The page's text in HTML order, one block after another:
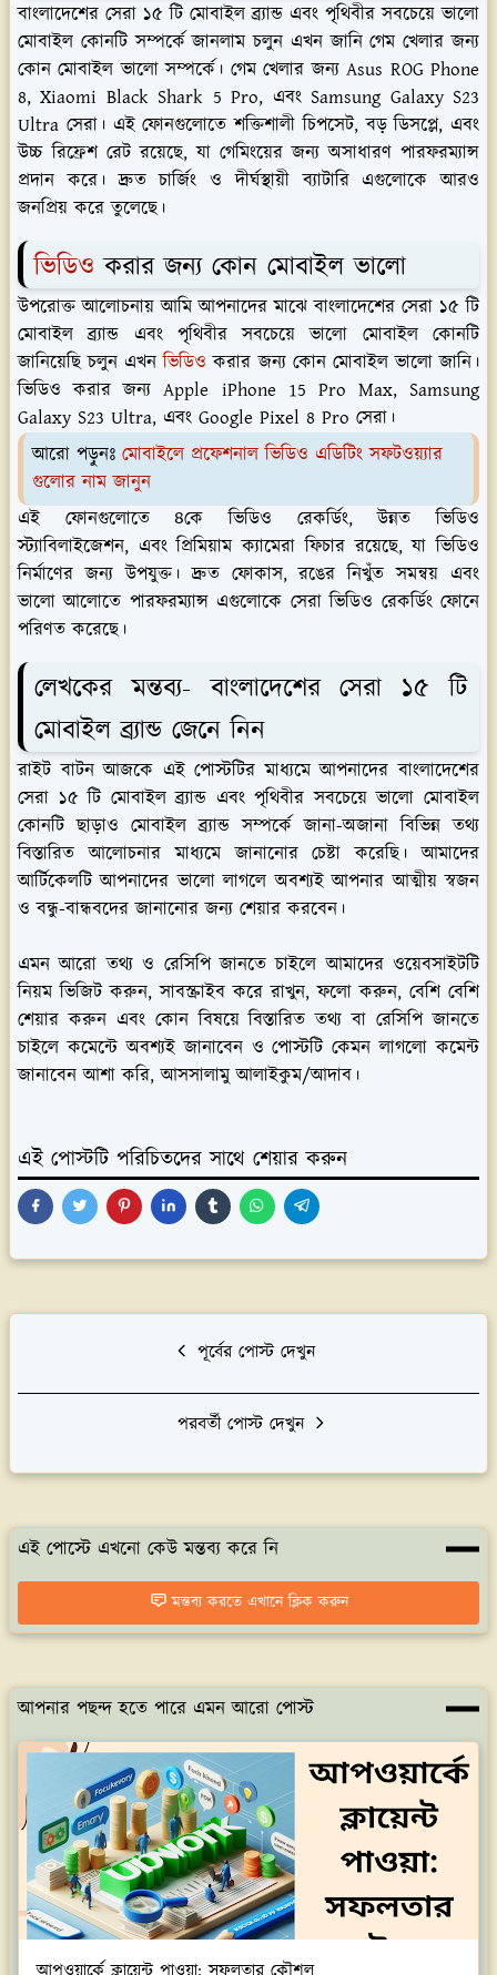
বাংলাদেশের সেরা ১৫ টি মোবাইল ব্র্যান্ড এবং পৃথিবীর সবচেয়ে ভালো
মোবাইল কোনটি সম্পর্কে জানলাম চলুন এখন জানি গেম খেলার জন্য
কোন মোবাইল ভালো সম্পর্কে। গেম খেলার জন্য Asus ROG Phone
8, Xiaomi Black Shark 5 Pro, এবং Samsung Galaxy S23
Ultra সেরা। এই ফোনগুলোতে শক্তিশালী চিপসেট, বড় ডিসপ্লে, এবং
উচ্চ রিফ্রেশ রেট রয়েছে, যা গেমিংয়ের জন্য অসাধারণ পারফরম্যান্স
প্রদান করে। দ্রুত চার্জিং ও দীর্ঘস্থায়ী ব্যাটারি এগুলোকে আরও
জনপ্রিয় করে তুলেছে।
ভিডিও করার জন্য কোন মোবাইল ভালো
উপরোক্ত আলোচনায় আমি আপনাদের মাঝে বাংলাদেশের সেরা ১৫ টি
মোবাইল ব্র্যান্ড এবং পৃথিবীর সবচেয়ে ভালো মোবাইল কোনটি
জানিয়েছি চলুন এখনভিডিও করার জন্য কোন মোবাইল ভালো জানি।
ভিডিও করার জন্য Apple iPhone 15 Pro Max, Samsung
Galaxy S23 Ultra, এবং Google Pixel 8 Pro সেরা।
আরো পড়ুনঃ মোবাইলে প্রফেশনাল ভিডিও এডিটিং সফটওয়্যার
গুলোর নাম জানুন
এই ফোনগুলোতে ৪কে ভিডিও রেকর্ডিং, উন্নত ভিডিও
স্ট্যাবিলাইজেশন, এবং প্রিমিয়াম ক্যামেরা ফিচার রয়েছে, যা ভিডিও
নির্মাণের জন্য উপযুক্ত। দ্রুত ফোকাস, রঙের নিখুঁত সমন্বয় এবং
ভালো আলোতে পারফরম্যান্স এগুলোকে সেরা ভিডিও রেকর্ডিং ফোনে
পরিণত করেছে।
লেখকের মন্তব্য- বাংলাদেশের সেরা ১৫ টি
মোবাইল ব্র্যান্ড জেনে নিন
রাইট বাটন আজকে এই পোস্টটির মাধ্যমে আপনাদের বাংলাদেশের
সেরা ১৫ টি মোবাইল ব্র্যান্ড এবং পৃথিবীর সবচেয়ে ভালো মোবাইল
কোনটি ছাড়াও মোবাইল ব্র্যান্ড সম্পর্কে জানা-অজানা বিভিন্ন তথ্য
বিস্তারিত আলোচনার মাধ্যমে জানানোর চেষ্টা করেছি। আমাদের
আর্টিকেলটি আপনাদের ভালো লাগলে অবশ্যই আপনার আত্মীয় স্বজন
ও বন্ধু-বান্ধবদের জানানোর জন্য শেয়ার করবেন।
এমন আরো তথ্য ও রেসিপি জানতে চাইলে আমাদের ওয়েবসাইটটি
নিয়ম ভিজিট করুন, সাবস্ক্রাইব করে রাখুন, ফলো করুন, বেশি বেশি
শেয়ার করুন এবং কোন বিষয়ে বিস্তারিত তথ্য বা রেসিপি জানতে
চাইলে কমেন্টে অবশ্যই জানাবেন ও পোস্টটি কেমন লাগলো কমেন্ট
জানাবেন আশা করি, আসসালামু আলাইকুম/আদাব।
এই পোস্টটি পরিচিতদের সাথে শেয়ার করুন
পূর্বের পোস্ট দেখুন
পরবর্তী পোস্ট দেখুন
এই পোস্টে এখনো কেউ মন্তব্য করে নি
মন্তব্য করতে এখানে ক্লিক করুন
আপনার পছন্দ হতে পারে এমন আরো পোস্ট